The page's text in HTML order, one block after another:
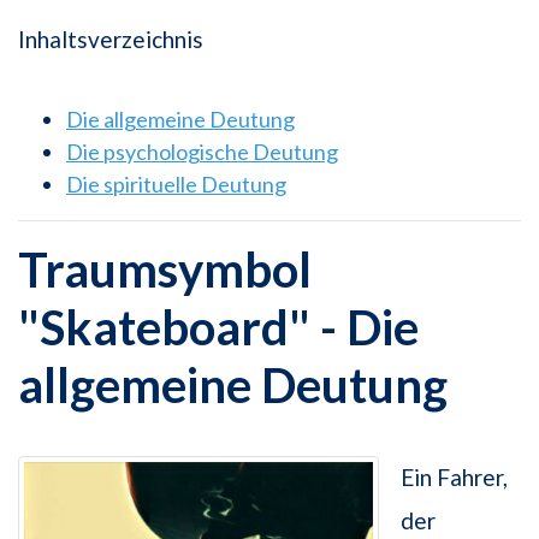
Inhaltsverzeichnis
Die allgemeine Deutung
Die psychologische Deutung
Die spirituelle Deutung
Traumsymbol
"Skateboard" - Die
allgemeine Deutung
Ein Fahrer,
der